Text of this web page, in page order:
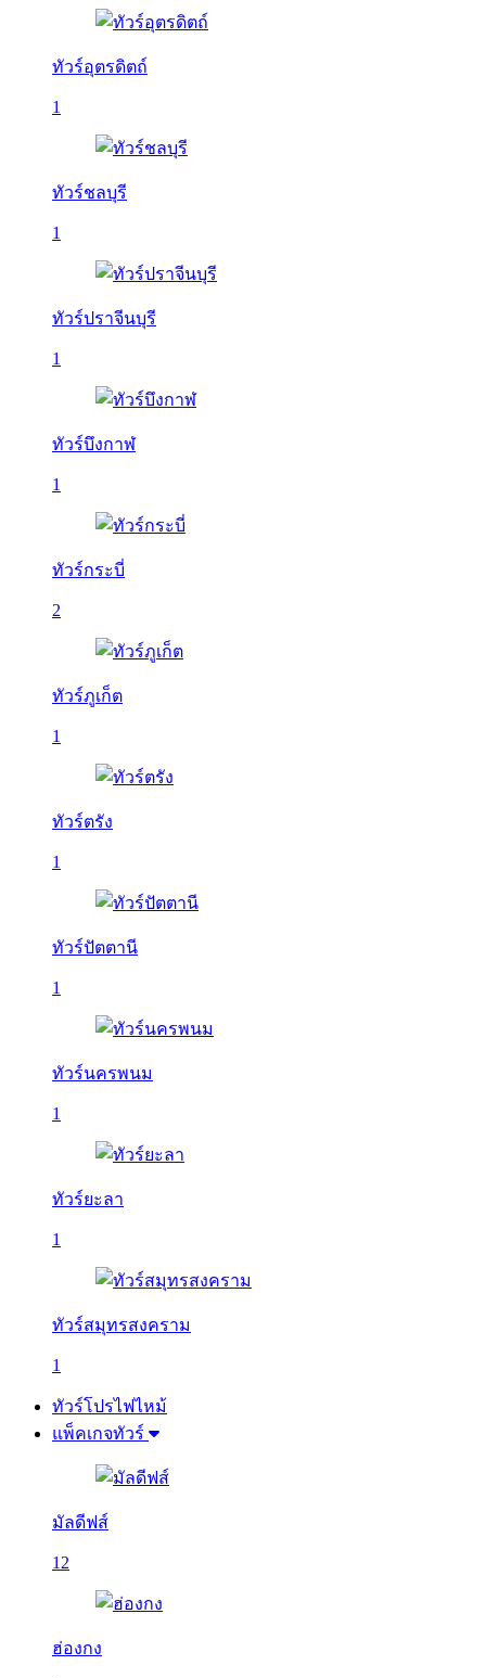
ทัวร์อุตรดิตถ์
1
ทัวร์ชลบุรี
1
ทัวร์ปราจีนบุรี
1
ทัวร์บึงกาฬ
1
ทัวร์กระบี่
2
ทัวร์ภูเก็ต
1
ทัวร์ตรัง
1
ทัวร์ปัตตานี
1
ทัวร์นครพนม
1
ทัวร์ยะลา
1
ทัวร์สมุทรสงคราม
1
ทัวร์โปรไฟไหม้
แพ็คเกจทัวร์
มัลดีฟส์
12
ฮ่องกง